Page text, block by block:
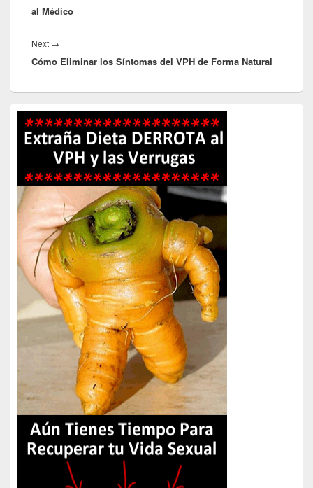
al Médico
Next →
post:
Cómo Eliminar los Síntomas del VPH de Forma Natural
Primary
Sidebar
Widget
Area